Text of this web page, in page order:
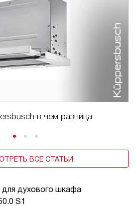
для духового шкафа
S1
в чем разница
ВСЕ СТАТЬИ